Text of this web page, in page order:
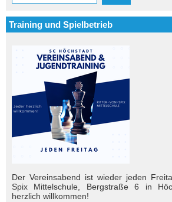
Training und Spielbetrieb
Der Vereinsabend ist wieder jeden
Spix Mittelschule, Bergstraße 6 in
herzlich will­kom­men!